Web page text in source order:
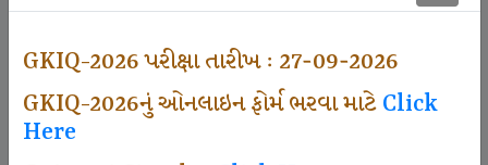
GKIQ-2026 પરીક્ષા તારીખ : 27-09-2026
GKIQ-2026નું ઓનલાઇન ફોર્મ ભરવા માટેClick
Here
500
Dhingamasti Subscription